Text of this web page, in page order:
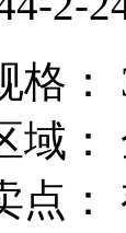
格：
域：
点：